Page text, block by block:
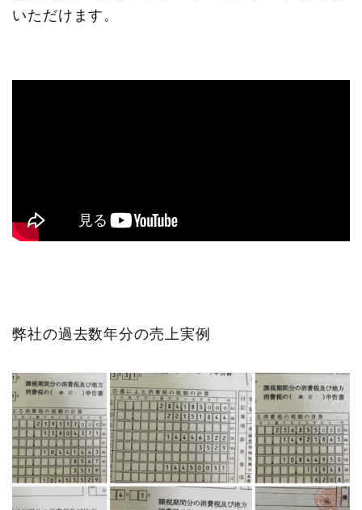
いただけます。
弊社の過去数年分の売上実例